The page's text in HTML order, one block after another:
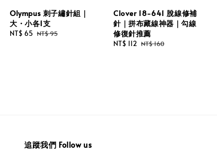
Olympus 刺子繡針組｜
大・小各1支
Sale
NT$ 65 Regular
NT$ 95
Clover 18-641 脫線修補
針｜拼布藏線神器｜勾線
修復針推薦
Sale
NT$ 112 Regular
NT$ 160
追蹤我們 Follow us